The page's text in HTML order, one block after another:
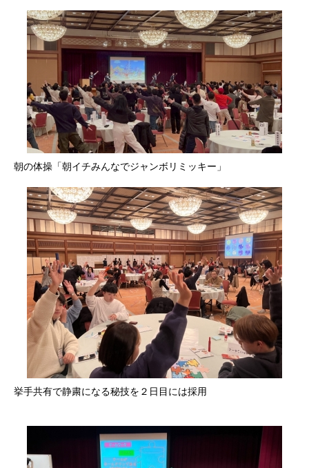
朝の体操「朝イチみんなでジャンボリミッキー」
挙手共有で静粛になる秘技を２日目には採用